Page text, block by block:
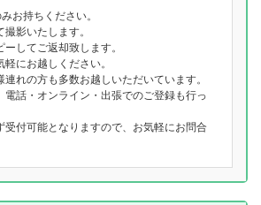
お持ちください。
影いたします。
してご返却致します。
にお越しください。
れの方も多数お越しいただいています。
電話・オンライン・出張でのご登録も行っ
受付可能となりますので、お気軽にお問合